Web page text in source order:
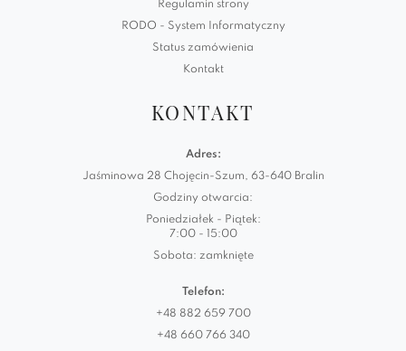
Regulamin strony
RODO - System Informatyczny
Status zamówienia
Kontakt
KONTAKT
Adres:
Jaśminowa 28 Chojęcin-Szum, 63-640 Bralin
Godziny otwarcia:
Poniedziałek - Piątek:
7:00 - 15:00
Sobota: zamknięte
Telefon:
+48 882 659 700
+48 660 766 340